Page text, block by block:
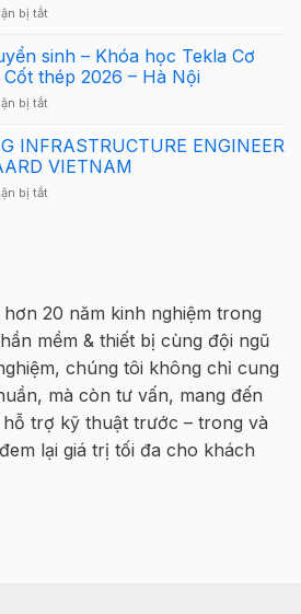
Tekla
cho
người
Giải
Giải
Cầu
Lông
Tekla
Nam
2026
Hà
bị tắtở
Cầu
Lông
Tekla
Việt
2026
quay
lại
sinh – Khóa học Tekla Cơ
thép 2026 – Hà Nội
bị tắtở
báo
tuyển
sinh
–
Bê
Cốt
thép
2026
–
Hà
Nội
INFRASTRUCTURE ENGINEER
VIETNAM
bị tắtở
MT
HØJGAARD
VIETNAM
20 năm kinh nghiệm trong
mềm & thiết bị cùng đội ngũ
chúng tôi không chỉ cung
mà còn tư vấn, mang đến
trợ kỹ thuật trước – trong và
lại giá trị tối đa cho khách